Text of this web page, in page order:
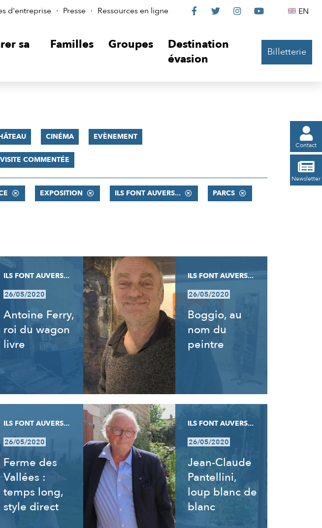
d'entreprise Presse Ressources en ligne
Le
sur

Le

Le

Le
 EN
sa
Familles Groupes
Destination
évasion
Billetterie

Contact

Newsletter
CINÉMA EVÈNEMENT
VISITE COMMENTÉE
EXPOSITION ILS FONT AUVERS... PARCS
ILS FONT AUVERS...
26/05/2020
Antoine Ferry,
roi du wagon
livre
ILS FONT AUVERS...
26/05/2020
Boggio, au
nom du
peintre
ILS FONT AUVERS...
26/05/2020
Ferme des
Vallées :
temps long,
style direct
ILS FONT AUVERS...
26/05/2020
Jean-Claude
Pantellini,
loup blanc de
blanc